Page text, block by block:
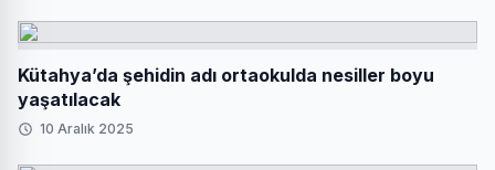
Kütahya’da şehidin adı ortaokulda nesiller boyu
yaşatılacak
10 Aralık 2025